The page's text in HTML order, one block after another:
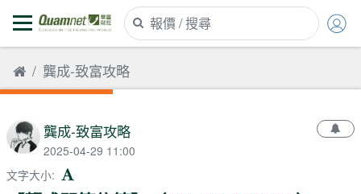
龔成-致富攻略
龔成-致富攻略
2025-04-29 11:00
文字大小: